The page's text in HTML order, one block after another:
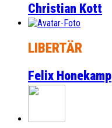
Christian Kott
LIBERTÄR
Felix Honekamp